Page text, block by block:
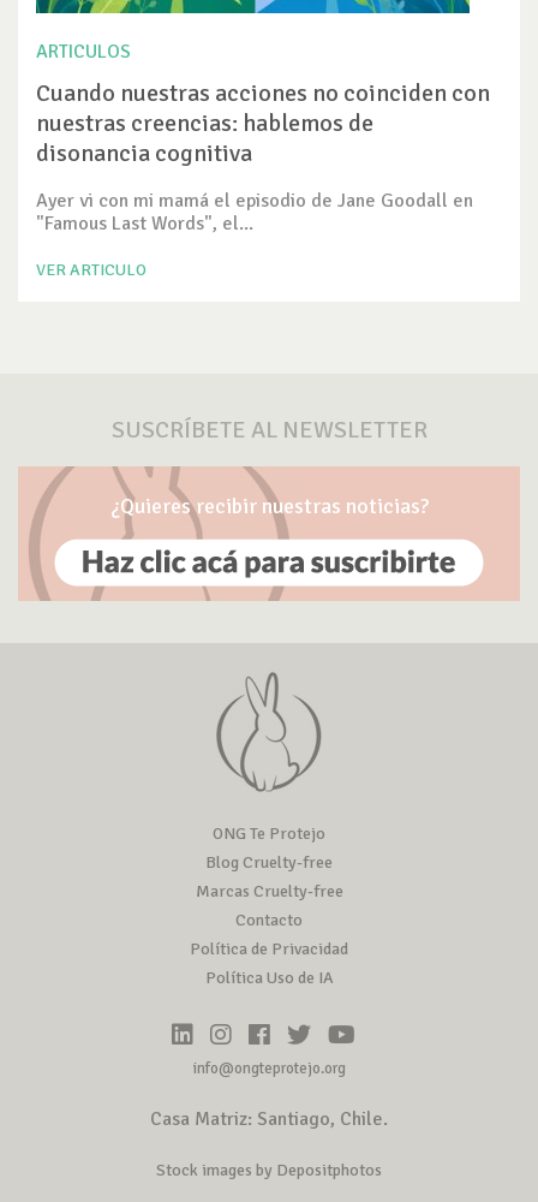
ARTICULOS
Cuando nuestras acciones no coinciden con
nuestras creencias: hablemos de
disonancia cognitiva
Ayer vi con mi mamá el episodio de Jane Goodall en
"Famous Last Words", el...
VER ARTICULO
SUSCRÍBETE AL NEWSLETTER
¿Quieres recibir nuestras noticias?
ONG Te Protejo
Blog Cruelty-free
Marcas Cruelty-free
Contacto
Política de Privacidad
Política Uso de IA
info@ongteprotejo.org
Casa Matriz: Santiago, Chile.
Stock images by Depositphotos